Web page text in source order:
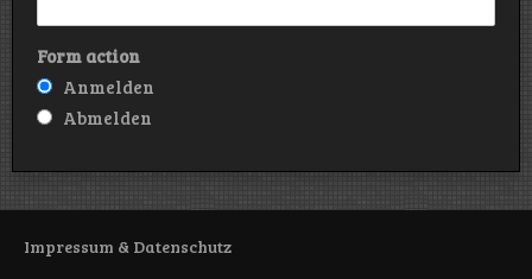
Form action
Anmelden
Abmelden
Impressum & Datenschutz